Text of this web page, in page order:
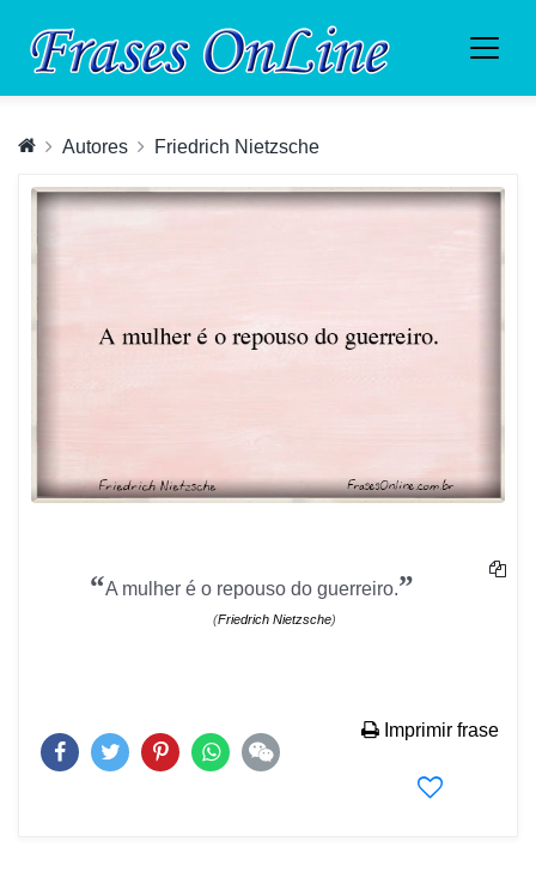
Autores Friedrich Nietzsche
“A mulher é o repouso do guerreiro.”
(Friedrich Nietzsche)
Imprimir frase